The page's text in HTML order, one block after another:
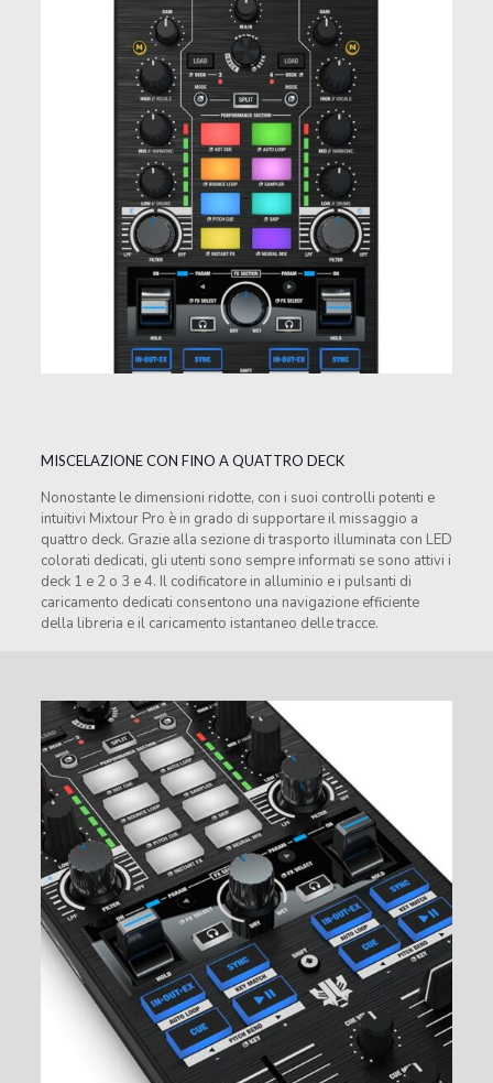
MISCELAZIONE CON FINO A QUATTRO DECK
Nonostante le dimensioni ridotte, con i suoi controlli potenti e
intuitivi Mixtour Pro è in grado di supportare il missaggio a
quattro deck. Grazie alla sezione di trasporto illuminata con LED
colorati dedicati, gli utenti sono sempre informati se sono attivi i
deck 1 e 2 o 3 e 4. Il codificatore in alluminio e i pulsanti di
caricamento dedicati consentono una navigazione efficiente
della libreria e il caricamento istantaneo delle tracce.